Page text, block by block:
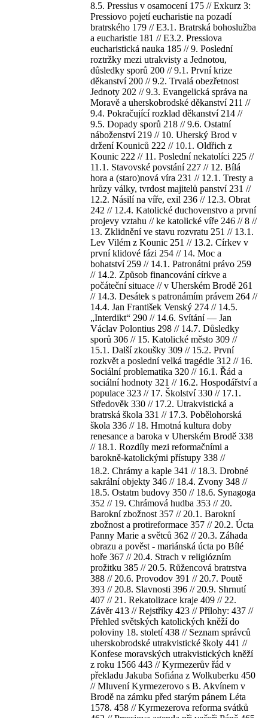
8.5. Pressius v osamocení 175 // Exkurz 3:
Pressiovo pojetí eucharistie na pozadí
bratrského 179 // E3.1. Bratrská bohoslužba
a eucharistie 181 // E3.2. Pressiova
eucharistická nauka 185 // 9. Poslední
roztržky mezi utrakvisty a Jednotou,
důsledky sporů 200 // 9.1. První krize
děkanství 200 // 9.2. Trvalá obezřetnost
Jednoty 202 // 9.3. Evangelická správa na
Moravě a uherskobrodské děkanství 211 //
9.4. Pokračující rozklad děkanství 214 //
9.5. Dopady sporů 218 // 9.6. Ostatní
náboženství 219 // 10. Uherský Brod v
držení Kouniců 222 // 10.1. Oldřich z
Kounic 222 // 11. Poslední nekatolíci 225 //
11.1. Stavovské povstání 227 // 12. Bílá
hora a (staro)nová víra 231 // 12.1. Tresty a
hrůzy války, tvrdost majitelů panství 231 //
12.2. Násilí na víře, exil 236 // 12.3. Obrat
242 // 12.4. Katolické duchovenstvo a první
projevy vztahu // ke katolické víře 246 // 8 //
13. Zklidnění ve stavu rozvratu 251 // 13.1.
Lev Vilém z Kounic 251 // 13.2. Církev v
první klidové fázi 254 // 14. Moc a
bohatství 259 // 14.1. Patronátni právo 259
// 14.2. Způsob financování církve a
počáteční situace // v Uherském Brodě 261
// 14.3. Desátek s patronámím právem 264 //
14.4. Jan František Venský 274 // 14.5.
„Interdikt“ 290 // 14.6. Svítání — Jan
Václav Polontius 298 // 14.7. Důsledky
sporů 306 // 15. Katolické město 309 //
15.1. Další zkoušky 309 // 15.2. První
rozkvět a poslední velká tragédie 312 // 16.
Sociální problematika 320 // 16.1. Řád a
sociální hodnoty 321 // 16.2. Hospodářství a
populace 323 // 17. Školství 330 // 17.1.
Středověk 330 // 17.2. Utrakvistická a
bratrská škola 331 // 17.3. Pobělohorská
škola 336 // 18. Hmotná kultura doby
renesance a baroka v Uherském Brodě 338
// 18.1. Rozdíly mezi reformačními a
barokně-katolickými přístupy 338 //
18.2. Chrámy a kaple 341 // 18.3. Drobné
sakrální objekty 346 // 18.4. Zvony 348 //
18.5. Ostatm budovy 350 // 18.6. Synagoga
352 // 19. Chrámová hudba 353 // 20.
Barokní zbožnost 357 // 20.1. Barokní
zbožnost a protireformace 357 // 20.2. Úcta
Panny Marie a světců 362 // 20.3. Záhada
obrazu a pověst - mariánská úcta po Bílé
hoře 367 // 20.4. Strach v religiózním
prožitku 385 // 20.5. Růžencová bratrstva
388 // 20.6. Provodov 391 // 20.7. Poutě
393 // 20.8. Slavnosti 396 // 20.9. Shrnutí
407 // 21. Rekatolizace kraje 409 // 22.
Závěr 413 // Rejstříky 423 // Přílohy: 437 //
Přehled světských katolických kněží do
poloviny 18. století 438 // Seznam správců
uherskobrodské utrakvistické školy 441 //
Konfese moravských utrakvistických kněží
z roku 1566 443 // Kyrmezerův řád v
překladu Jakuba Sofiána z Wolkuberku 450
// Mluvení Kyrmezerovo s B. Akvínem v
Brodě na zámku před starým pánem Léta
1578. 458 // Kyrmezerova reforma svátků